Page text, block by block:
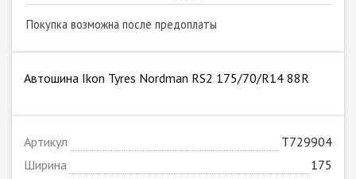
Покупка возможна после предоплаты
Автошина Ikon Tyres Nordman RS2 175/70/R14 88R
Артикул
T729904
Ширина
175